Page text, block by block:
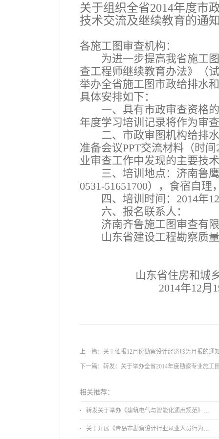
关于组织全省2014年度市
技术交流及继续教育的通
各施工图审查机构：
为进一步提高我省施工图
查工程师继续教育办法》（
举办全省施工图市政给排水
具体安排如下：
一、具有市政审查资格的
年度学习培训记录将作为审
二、市政审图机构给排水
准备会议PPT交流材料（时间
业审查工作中发现的主要技
三、培训地点：济南鲁鹰
0531-51651700），食宿自理
四、培训时间： 2014年12
六、报名联系人：
济南齐鲁施工图审查有
山东省建设工程勘察质
山东省住房和城乡建
2014年12月
上一篇： 关于催报12月份勘察设计经济形势月报的通
下一篇： 转发：关于举办全省2014年度勘察专业施工
相关推荐：
转发关于举办《建筑电气与智能化通用规范》 GB55024-2022公益宣贯的通知
关于开展《青岛市勘察设计行业从业人员行为导则》、《青岛市住宅工程设计审查品质提升指引（2026版）》宣贯活动的通知